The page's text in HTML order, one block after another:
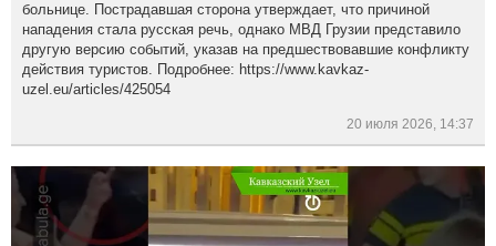
больнице. Пострадавшая сторона утверждает, что причиной
нападения стала русская речь, однако МВД Грузии представило
другую версию событий, указав на предшествовавшие конфликту
действия туристов. Подробнее: https://www.kavkaz-
uzel.eu/articles/425054
20 июля 2026, 14:37